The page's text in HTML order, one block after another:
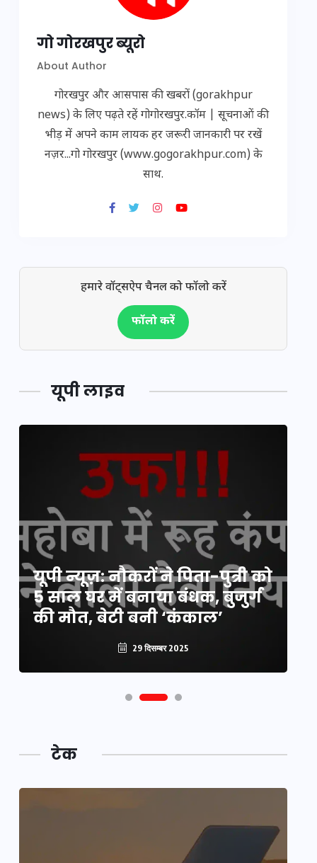
गो गोरखपुर ब्यूरो
About Author
गोरखपुर और आसपास की खबरों (gorakhpur
news) के लिए पढ़ते रहें गोगोरखपुर.कॉम | सूचनाओं की
भीड़ में अपने काम लायक हर जरूरी जानकारी पर रखें
नज़र...गो गोरखपुर (www.gogorakhpur.com) के
साथ.
हमारे वॉट्सऐप चैनल को फॉलो करें
फॉलो करें
यूपी लाइव
यूपी न्यूज़: नौकरों ने पिता-पुत्री को
5 साल घर में बनाया बंधक, बुजुर्ग
की मौत, बेटी बनी ‘कंकाल’
29 दिसम्बर 2025
टेक